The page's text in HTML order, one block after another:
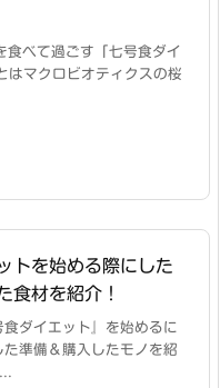
食べて過ごす「七号食ダイ
はマクロビオティクスの桜
トを始める際にした
食材を紹介！
ダイエット』を始めるに
た準備＆購入したモノを紹